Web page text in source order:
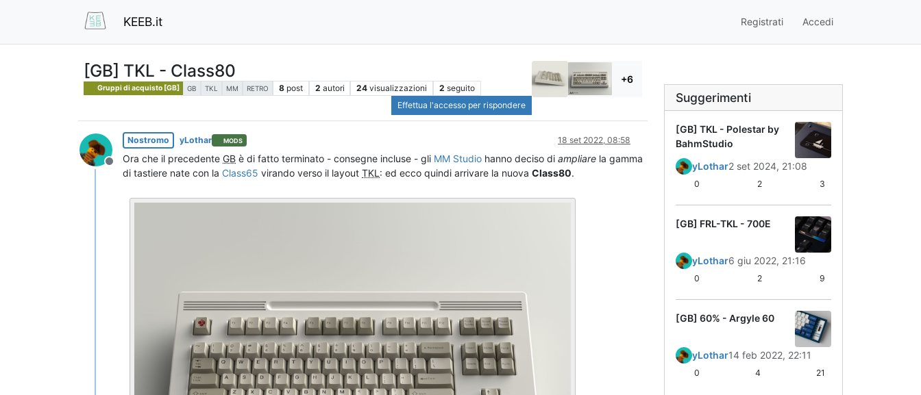
KEEB.it Registrati Accedi
[GB] TKL - Class80
Gruppi di acquisto [GB] GB TKL MM RETRO 8 post 2 autori 24 visualizzazioni 2 seguito
Effettua l'accesso per rispondere
+6
Non in linea
Nostromo yLothar MODS 18 set 2022, 08:58
Ora che il precedente GB è di fatto terminato - consegne incluse - gli MM Studio hanno deciso di ampliare la gamma
di tastiere nate con la Class65 virando verso il layout TKL : ed ecco quindi arrivare la nuova Class80.
Suggerimenti
[GB] TKL - Polestar by
BahmStudio
yLothar2 set 2024, 21:08
0 2 3
[GB] FRL-TKL - 700E
yLothar6 giu 2022, 21:16
0 2 9
[GB] 60% - Argyle 60
yLothar14 feb 2022, 22:11
0 4 21